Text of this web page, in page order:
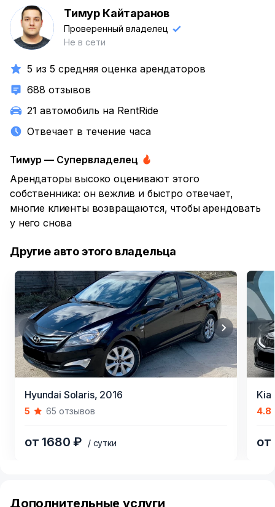
Т Тимур Кайтаранов
Проверенный владелец
Не в сети
5 из 5 средняя оценка арендаторов
688 отзывов
21 автомобиль на RentRide
Отвечает в течение часа
Тимур — Супервладелец
Арендаторы высоко оценивают этого
собственника: он вежлив и быстро отвечает,
многие клиенты возвращаются, чтобы арендовать
у него снова
Другие авто этого владельца
Hyundai Solaris, 2016
5 65 отзывов
от 1680 ₽ / сутки
Kia
4.8
от
of
Дополнительные услуги